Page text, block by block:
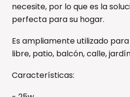
necesite, por lo que es la
perfecta para su hogar.
Es ampliamente utilizado
libre, patio, balcón, calle,
Características: